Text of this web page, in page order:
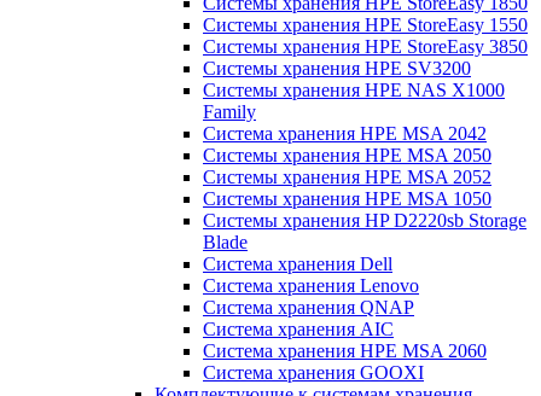
Системы хранения HPE StoreEasy 1550
Системы хранения HPE StoreEasy 3850
Системы хранения HPE SV3200
Системы хранения HPE NAS X1000
Family
Система хранения HPE MSA 2042
Системы хранения HPE MSA 2050
Системы хранения HPE MSA 2052
Системы хранения HPE MSA 1050
Системы хранения HP D2220sb Storage
Blade
Система хранения Dell
Система хранения Lenovo
Система хранения QNAP
Система хранения AIC
Система хранения HPE MSA 2060
Система хранения GOOXI